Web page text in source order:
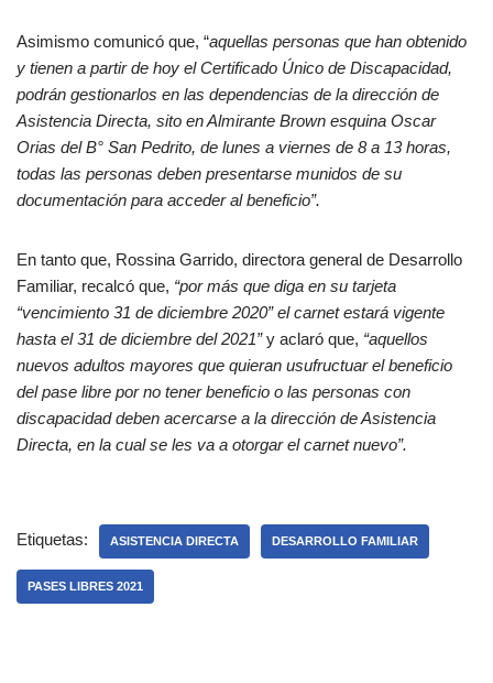
Asimismo comunicó que, “aquellas personas que han obtenido
y tienen a partir de hoy el Certificado Único de Discapacidad,
podrán gestionarlos en las dependencias de la dirección de
Asistencia Directa, sito en Almirante Brown esquina Oscar
Orias del B° San Pedrito, de lunes a viernes de 8 a 13 horas,
todas las personas deben presentarse munidos de su
documentación para acceder al beneficio”.
En tanto que, Rossina Garrido, directora general de Desarrollo
Familiar, recalcó que, “por más que diga en su tarjeta
“vencimiento 31 de diciembre 2020” el carnet estará vigente
hasta el 31 de diciembre del 2021”y aclaró que, “aquellos
nuevos adultos mayores que quieran usufructuar el beneficio
del pase libre por no tener beneficio o las personas con
discapacidad deben acercarse a la dirección de Asistencia
Directa, en la cual se les va a otorgar el carnet nuevo”.
Etiquetas: ASISTENCIA DIRECTA DESARROLLO FAMILIAR
PASES LIBRES 2021